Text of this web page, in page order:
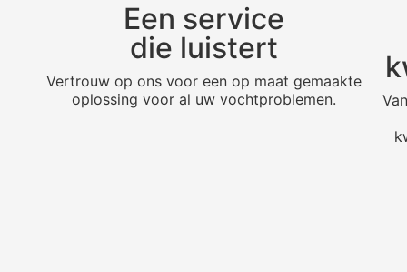
Een service
die luistert
Vertrouw op ons voor een op maat gemaakte
oplossing voor al uw vochtproblemen.